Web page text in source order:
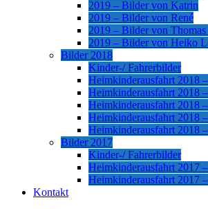
2019 – Bilder von Katrin
2019 – Bilder von René
2019 – Bilder von Thomas
2019 – Bilder von Heiko
Bilder 2018
Kinder-/ Fahrerbilder
Heimkinderausfahrt 2018
Heimkinderausfahrt 2018
Heimkinderausfahrt 2018
Heimkinderausfahrt 2018
Heimkinderausfahrt 2018
Bilder 2017
Kinder-/ Fahrerbilder
Heimkinderausfahrt 2017
Heimkinderausfahrt 2017
Kontakt